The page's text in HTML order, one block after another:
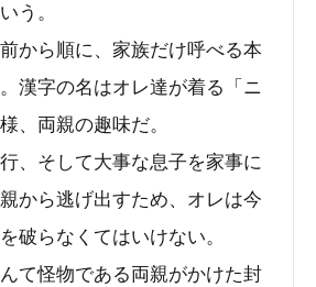
う。
から順に、家族だけ呼べる本
漢字の名はオレ達が着る「ニ
、両親の趣味だ。
、そして大事な息子を家事に
から逃げ出すため、オレは今
破らなくてはいけない。
て怪物である両親がかけた封